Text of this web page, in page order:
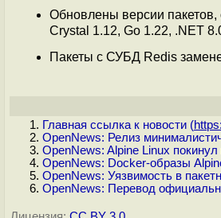
Обновлены версии пакетов,
Crystal 1.12, Go 1.22, .NET
Пакеты с СУБД Redis
Главная ссылка к новости (
OpenNews: Релиз
OpenNews: Alpine Linux
OpenNews: Docker-образы
OpenNews: Уязвимость в
OpenNews: Перевод